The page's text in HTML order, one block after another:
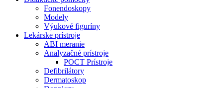
Fonendoskopy
Modely
Výukové figuríny
Lekárske prístroje
ABI meranie
Analyzačné prístroje
POCT Prístroje
Defibrilátory
Dermatoskop